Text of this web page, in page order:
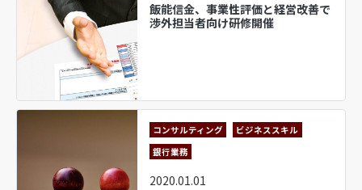
飯能信金、事業性評価と経営改善で
渉外担当者向け研修開催
コンサルティング
ビジネススキル
銀行業務
2020.01.01